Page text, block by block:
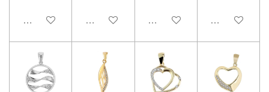
In den WarenkorbIn den WarenkorbIn den WarenkorbIn den